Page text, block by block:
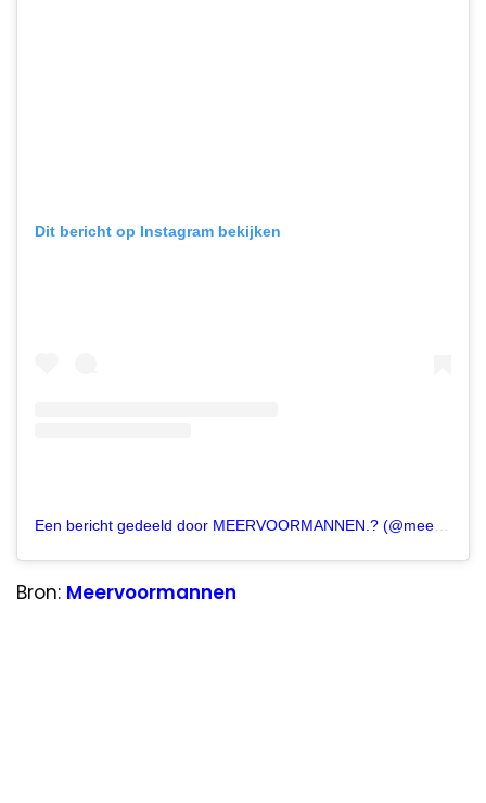
Dit bericht op Instagram bekijken
Bron: Meervoormannen